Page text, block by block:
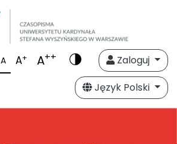
A A+ A++
Zaloguj
Język Polski